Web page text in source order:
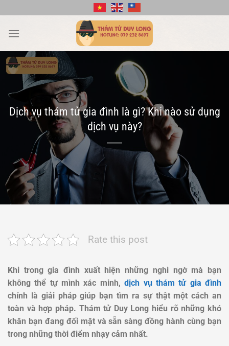
qua
nội
Dịch vụ thám tử gia đình là gì? Khi nào sử dụng
dịch vụ này?
Rate this post
Khi trong gia đình xuất hiện những nghi ngờ mà bạn
không thể tự mình xác minh,dịch vụ thám tử gia đình
chính là giải pháp giúp bạn tìm ra sự thật một cách an
toàn và hợp pháp. Thám tử Duy Long hiểu rõ những khó
khăn bạn đang đối mặt và sẵn sàng đồng hành cùng bạn
trong những thời điểm nhạy cảm nhất.